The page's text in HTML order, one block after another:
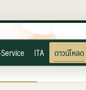
ITA ดาวน์โหลด